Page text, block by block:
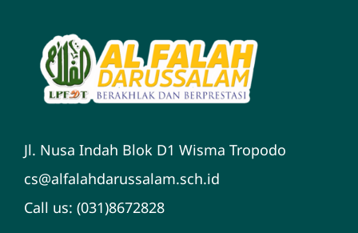
Jl. Nusa Indah Blok D1 Wisma Tropodo
cs@alfalahdarussalam.sch.id
Call us: (031)8672828